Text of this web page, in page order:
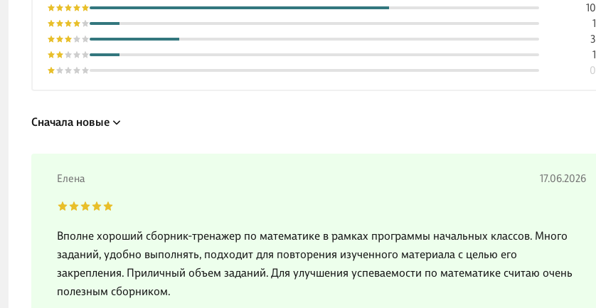
0
1
3
1
10
Сначала новые
Елена 17.06.2026
Вполне хороший сборник-тренажер по математике в рамках программы начальных классов. Много
заданий, удобно выполнять, подходит для повторения изученного материала с целью его
закрепления. Приличный объем заданий. Для улучшения успеваемости по математике считаю очень
полезным сборником.